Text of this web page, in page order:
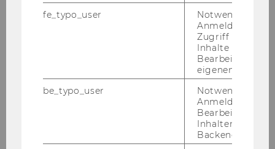
Bibliotheksinformation
(Fragen zur Recherche)
Gebäude LC - Bibliothekszentrum - Ebene
fe_typo_user
Notwendig für
Anmeldung und
Zugriff auf
Inhalte oder zur
Bearbeitung des
eigenen Profils.
be_typo_user
Notwendig für
Anmeldung und
Bearbeitung von
Inhalten im
Backend.